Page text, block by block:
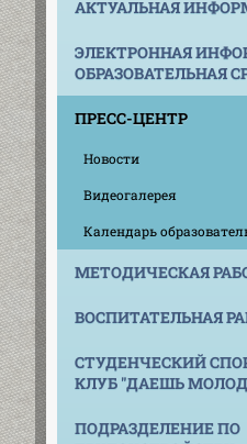
АКТУАЛЬНАЯ
ЭЛЕКТРОННАЯ
ОБРАЗОВАТЕЛЬНАЯ
ПРЕСС-ЦЕНТР
Новости
Видеогалерея
Календарь
МЕТОДИЧЕСКАЯ
ВОСПИТАТЕЛЬНАЯ
СТУДЕНЧЕСКИЙ
КЛУБ "ДАЕШЬ
ПОДРАЗДЕЛЕНИЕ ПО